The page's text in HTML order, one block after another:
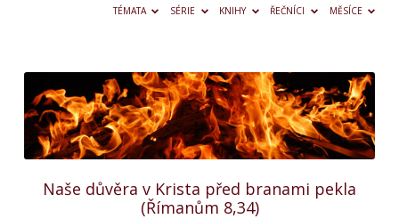
TÉMATA
SÉRIE KNIHY ŘEČNÍCI MĚSÍCE
Kázání
from
Leden
2025
Naše důvěra v Krista před branami pekla
(Římanům 8,34)